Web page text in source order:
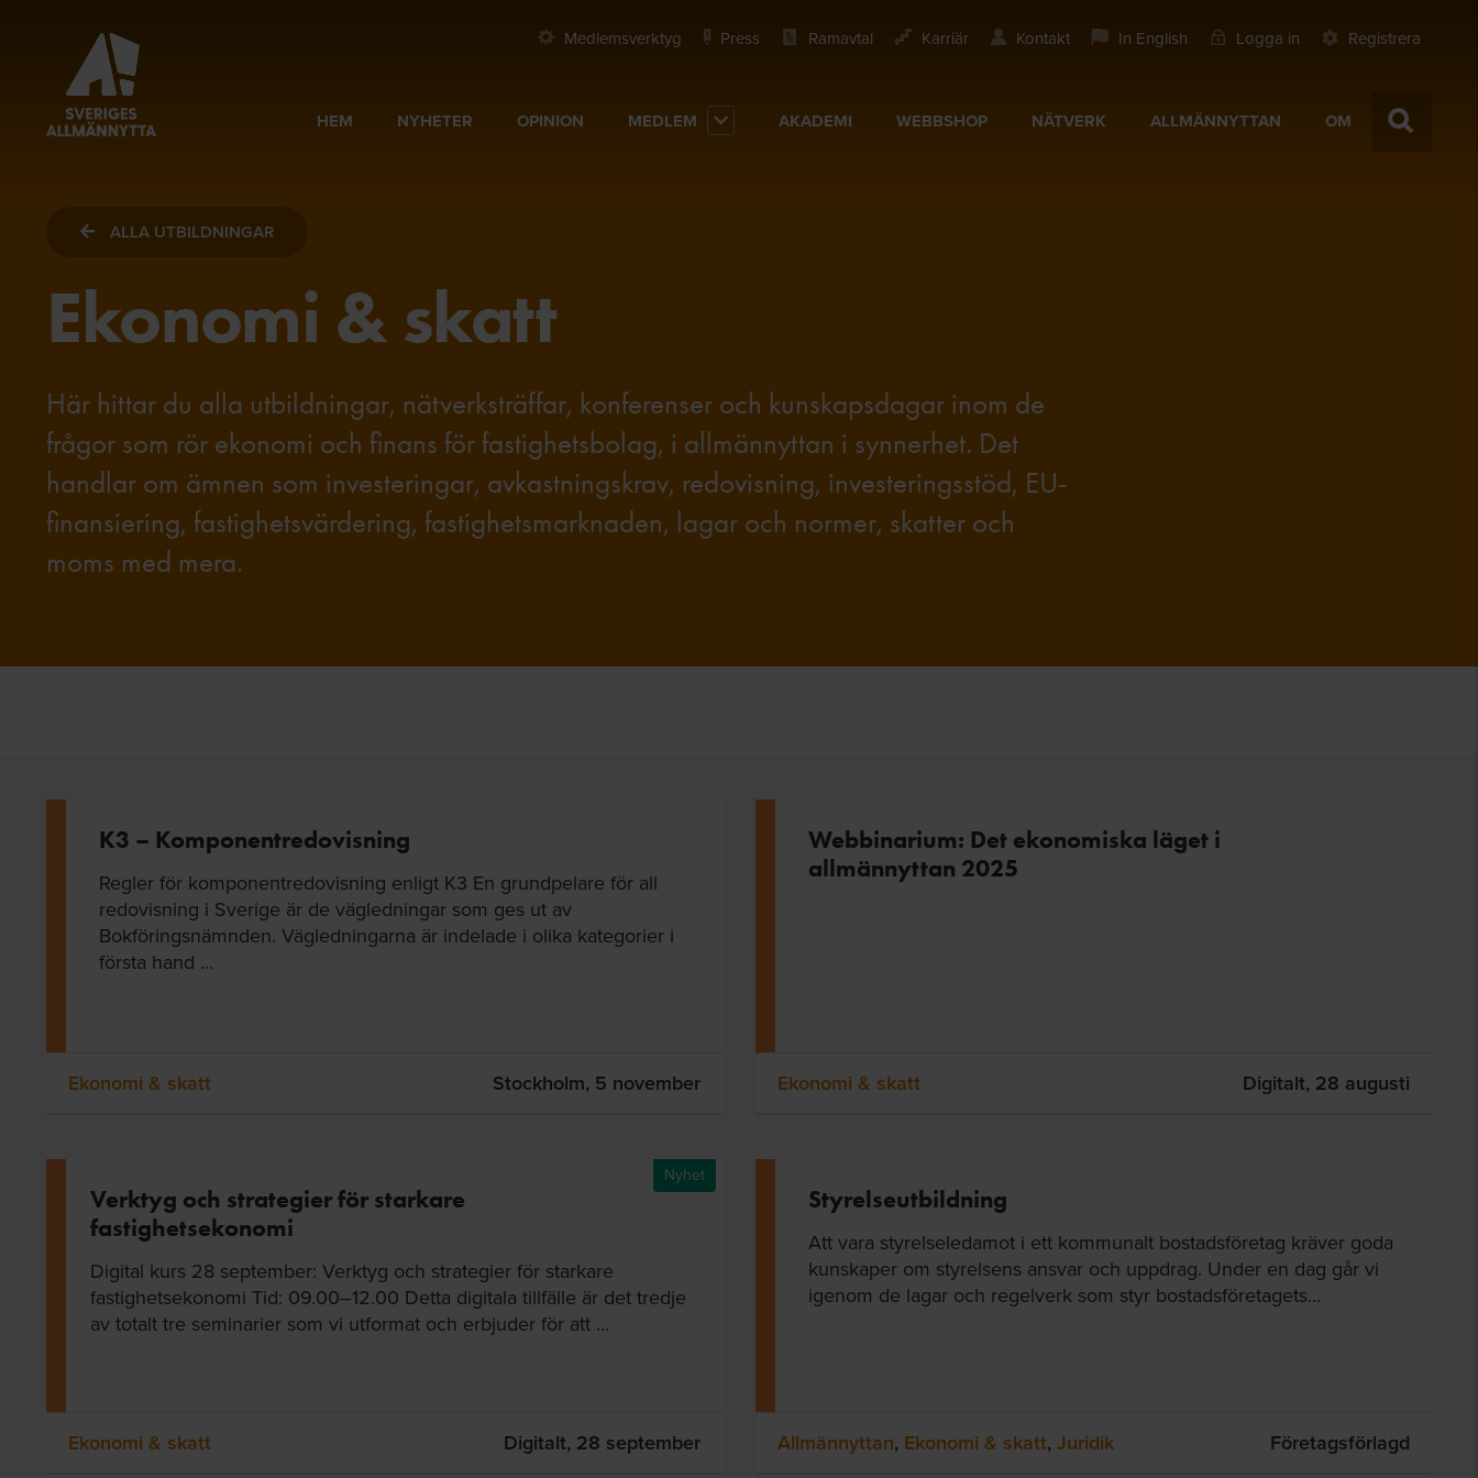
Medlemsverktyg Press Ramavtal Karriär Kontakt In English Logga in Registrera
HEM NYHETER OPINION MEDLEM AKADEMI WEBBSHOP NÄTVERK ALLMÄNNYTTAN OM
ALLA UTBILDNINGAR
Ekonomi & skatt
Här hittar du alla utbildningar, nätverksträffar, konferenser och kunskapsdagar inom de
frågor som rör ekonomi och finans för fastighetsbolag, i allmännyttan i synnerhet. Det
handlar om ämnen som investeringar, avkastningskrav, redovisning, investeringsstöd, EU-
finansiering, fastighetsvärdering, fastighetsmarknaden, lagar och normer, skatter och
moms med mera.
K3 – Komponentredovisning
Regler för komponentredovisning enligt K3 En grundpelare för all
redovisning i Sverige är de vägledningar som ges ut av
Bokföringsnämnden. Vägledningarna är indelade i olika kategorier i
första hand ...
Ekonomi & skatt Stockholm, 5 november
Webbinarium: Det ekonomiska läget i
allmännyttan 2025
Ekonomi & skatt Digitalt, 28 augusti
Nyhet
Verktyg och strategier för starkare
fastighetsekonomi
Digital kurs 28 september: Verktyg och strategier för starkare
fastighetsekonomi Tid: 09.00–12.00 Detta digitala tillfälle är det tredje
av totalt tre seminarier som vi utformat och erbjuder för att ...
Ekonomi & skatt Digitalt, 28 september
Styrelseutbildning
Att vara styrelseledamot i ett kommunalt bostadsföretag kräver goda
kunskaper om styrelsens ansvar och uppdrag. Under en dag går vi
igenom de lagar och regelverk som styr bostadsföretagets...
Allmännyttan, Ekonomi & skatt, Juridik Företagsförlagd